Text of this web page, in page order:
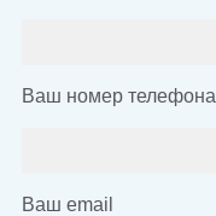
Ваш номер телефона
Ваш email